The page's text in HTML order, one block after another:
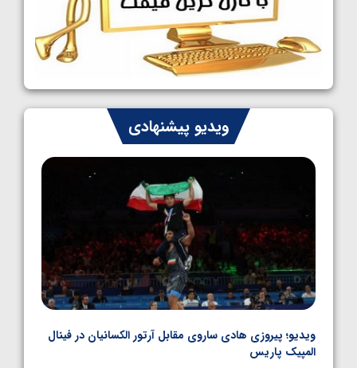
1405/05/08
کشتی فرنگی نوجوانان جهان؛ سکوی تیمی
سوم برای ایران
1405/05/07
ایران چشم به راه چهار مدال در پنج وزن دوم
کشتی فرنگی نوجوانان جهان
1405/05/06
ویدیو پیشنهادی
ویدیو؛ پیروزی هادی ساروی مقابل آرتور الکسانیان در فینال
المپیک پاریس